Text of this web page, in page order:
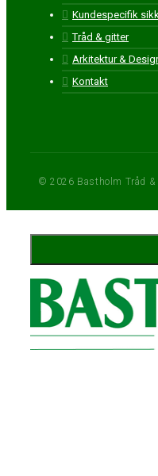
Kundespecifik
Tråd & gitter
Arkitektur &
Kontakt
© 2026 Bastholm Tråd &